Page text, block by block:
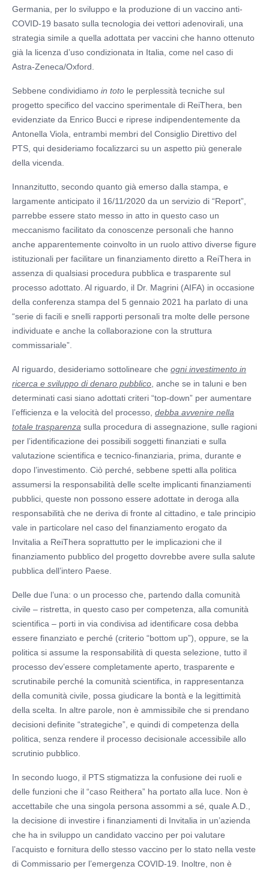
Germania, per lo sviluppo e la produzione di un vaccino anti-
COVID-19 basato sulla tecnologia dei vettori adenovirali, una
strategia simile a quella adottata per vaccini che hanno ottenuto
già la licenza d’uso condizionata in Italia, come nel caso di
Astra-Zeneca/Oxford.
Sebbene condividiamo in toto le perplessità tecniche sul
progetto specifico del vaccino sperimentale di ReiThera, ben
evidenziate da Enrico Bucci e riprese indipendentemente da
Antonella Viola, entrambi membri del Consiglio Direttivo del
PTS, qui desideriamo focalizzarci su un aspetto più generale
della vicenda.
Innanzitutto, secondo quanto già emerso dalla stampa, e
largamente anticipato il 16/11/2020 da un servizio di “Report”,
parrebbe essere stato messo in atto in questo caso un
meccanismo facilitato da conoscenze personali che hanno
anche apparentemente coinvolto in un ruolo attivo diverse figure
istituzionali per facilitare un finanziamento diretto a ReiThera in
assenza di qualsiasi procedura pubblica e trasparente sul
processo adottato. Al riguardo, il Dr. Magrini (AIFA) in occasione
della conferenza stampa del 5 gennaio 2021 ha parlato di una
“serie di facili e snelli rapporti personali tra molte delle persone
individuate e anche la collaborazione con la struttura
commissariale”.
Al riguardo, desideriamo sottolineare che ogni investimento in
ricerca e sviluppo di denaro pubblico , anche se in taluni e ben
determinati casi siano adottati criteri “top-down” per aumentare
l’efficienza e la velocità del processo, debba avvenire nella
totale trasparenza sulla procedura di assegnazione, sulle ragioni
per l’identificazione dei possibili soggetti finanziati e sulla
valutazione scientifica e tecnico-finanziaria, prima, durante e
dopo l’investimento. Ciò perché, sebbene spetti alla politica
assumersi la responsabilità delle scelte implicanti finanziamenti
pubblici, queste non possono essere adottate in deroga alla
responsabilità che ne deriva di fronte al cittadino, e tale principio
vale in particolare nel caso del finanziamento erogato da
Invitalia a ReiThera soprattutto per le implicazioni che il
finanziamento pubblico del progetto dovrebbe avere sulla salute
pubblica dell’intero Paese.
Delle due l’una: o un processo che, partendo dalla comunità
civile – ristretta, in questo caso per competenza, alla comunità
scientifica – porti in via condivisa ad identificare cosa debba
essere finanziato e perché (criterio “bottom up”), oppure, se la
politica si assume la responsabilità di questa selezione, tutto il
processo dev’essere completamente aperto, trasparente e
scrutinabile perché la comunità scientifica, in rappresentanza
della comunità civile, possa giudicare la bontà e la legittimità
della scelta. In altre parole, non è ammissibile che si prendano
decisioni definite “strategiche”, e quindi di competenza della
politica, senza rendere il processo decisionale accessibile allo
scrutinio pubblico.
In secondo luogo, il PTS stigmatizza la confusione dei ruoli e
delle funzioni che il “caso Reithera” ha portato alla luce. Non è
accettabile che una singola persona assommi a sé, quale A.D.,
la decisione di investire i finanziamenti di Invitalia in un’azienda
che ha in sviluppo un candidato vaccino per poi valutare
l’acquisto e fornitura dello stesso vaccino per lo stato nella veste
di Commissario per l’emergenza COVID-19. Inoltre, non è